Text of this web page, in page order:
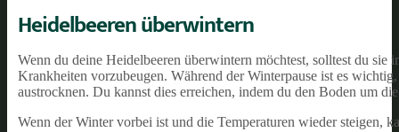
Heidelbeeren überwintern
Wenn du deine Heidelbeeren überwintern möchtest, solltest du
Krankheiten vorzubeugen. Während der Winterpause ist es
austrocknen. Du kannst dies erreichen, indem du den Boden um
Wenn der Winter vorbei ist und die Temperaturen wieder steigen,